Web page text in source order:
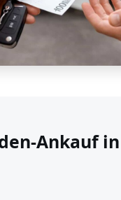
Ankauf